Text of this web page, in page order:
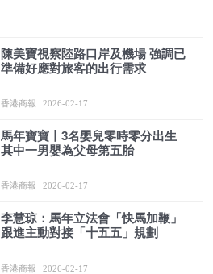
陳美寶視察陸路口岸及機場 強調已
準備好應對旅客的出行需求
香港商報 2026-02-17
馬年寶寶丨3名嬰兒零時零分出生
其中一男嬰為父母第五胎
香港商報 2026-02-17
李慧琼：馬年立法會「快馬加鞭」
跟進主動對接「十五五」規劃
香港商報 2026-02-17